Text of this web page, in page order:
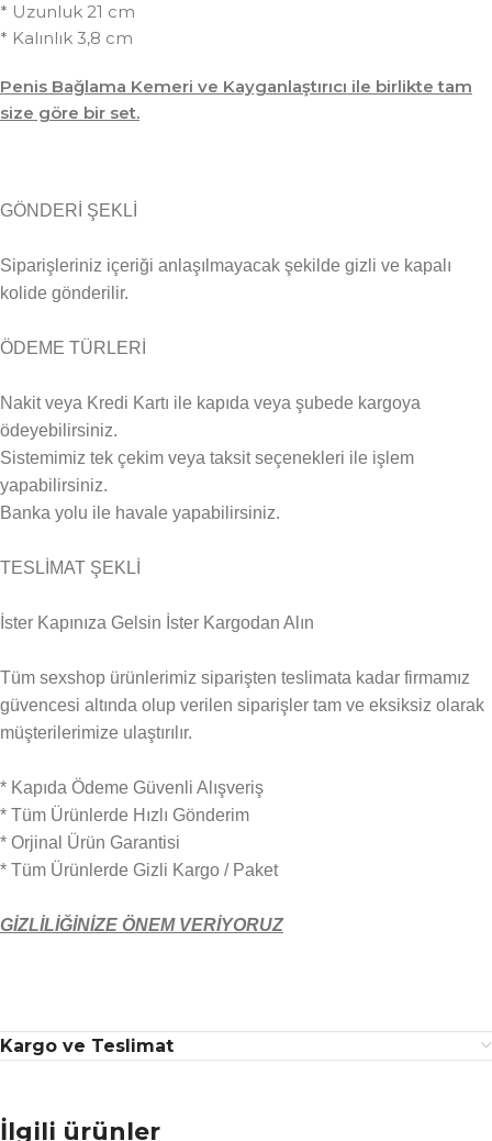
* Uzunluk 21 cm
* Kalınlık 3,8 cm
Penis Bağlama Kemeri ve Kayganlaştırıcı ile birlikte tam
size göre bir set.
GÖNDERİ ŞEKLİ
Siparişleriniz içeriği anlaşılmayacak şekilde gizli ve kapalı
kolide gönderilir.
ÖDEME TÜRLERİ
Nakit veya Kredi Kartı ile kapıda veya şubede kargoya
ödeyebilirsiniz.
Sistemimiz tek çekim veya taksit seçenekleri ile işlem
yapabilirsiniz.
Banka yolu ile havale yapabilirsiniz.
TESLİMAT ŞEKLİ
İster Kapınıza Gelsin İster Kargodan Alın
Tüm sexshop ürünlerimiz siparişten teslimata kadar firmamız
güvencesi altında olup verilen siparişler tam ve eksiksiz olarak
müşterilerimize ulaştırılır.
* Kapıda Ödeme Güvenli Alışveriş
* Tüm Ürünlerde Hızlı Gönderim
* Orjinal Ürün Garantisi
* Tüm Ürünlerde Gizli Kargo / Paket
GİZLİLİĞİNİZE ÖNEM VERİYORUZ
Kargo ve Teslimat
İlgili ürünler